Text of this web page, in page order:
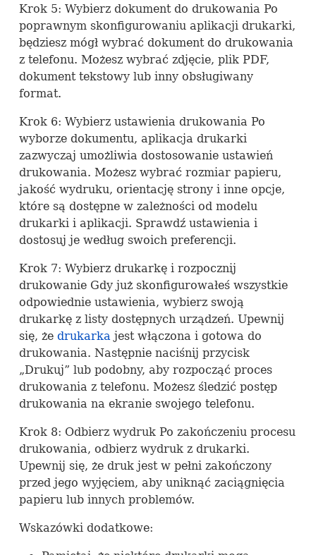
Krok 5: Wybierz dokument do drukowania Po
poprawnym skonfigurowaniu aplikacji drukarki,
będziesz mógł wybrać dokument do drukowania
z telefonu. Możesz wybrać zdjęcie, plik PDF,
dokument tekstowy lub inny obsługiwany
format.
Krok 6: Wybierz ustawienia drukowania Po
wyborze dokumentu, aplikacja drukarki
zazwyczaj umożliwia dostosowanie ustawień
drukowania. Możesz wybrać rozmiar papieru,
jakość wydruku, orientację strony i inne opcje,
które są dostępne w zależności od modelu
drukarki i aplikacji. Sprawdź ustawienia i
dostosuj je według swoich preferencji.
Krok 7: Wybierz drukarkę i rozpocznij
drukowanie Gdy już skonfigurowałeś wszystkie
odpowiednie ustawienia, wybierz swoją
drukarkę z listy dostępnych urządzeń. Upewnij
się, że drukarkajest włączona i gotowa do
drukowania. Następnie naciśnij przycisk
„Drukuj” lub podobny, aby rozpocząć proces
drukowania z telefonu. Możesz śledzić postęp
drukowania na ekranie swojego telefonu.
Krok 8: Odbierz wydruk Po zakończeniu procesu
drukowania, odbierz wydruk z drukarki.
Upewnij się, że druk jest w pełni zakończony
przed jego wyjęciem, aby uniknąć zaciągnięcia
papieru lub innych problemów.
Wskazówki dodatkowe: